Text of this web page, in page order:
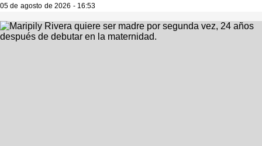
05 de agosto de 2026 - 16:53